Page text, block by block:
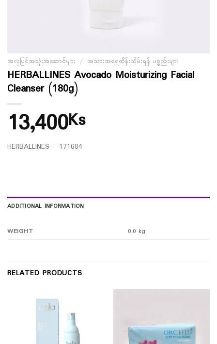
အလှပြင်အသုံးအဆောင်များ / အသားအရေထိန်းသိမ်းရန် ပစ္စည်းများ
HERBALLINES Avocado Moisturizing Facial
Cleanser (180g)
13,400Ks
HERBALLINES – 171684
ADDITIONAL INFORMATION
WEIGHT 0.0 kg
RELATED PRODUCTS